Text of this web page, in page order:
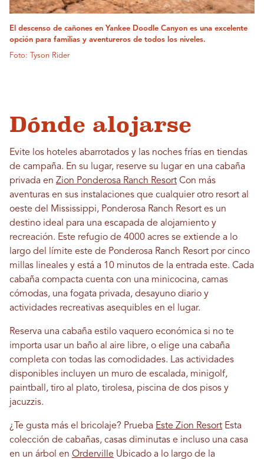
El descenso de cañones en Yankee Doodle Canyon es una excelente
opción para familias y aventureros de todos los niveles.
Foto: Tyson Rider
Dónde alojarse
Evite los hoteles abarrotados y las noches frías en tiendas
de campaña. En su lugar, reserve su lugar en una cabaña
privada en Zion Ponderosa Ranch Resort Con más
aventuras en sus instalaciones que cualquier otro resort al
oeste del Mississippi, Ponderosa Ranch Resort es un
destino ideal para una escapada de alojamiento y
recreación. Este refugio de 4000 acres se extiende a lo
largo del límite este de Ponderosa Ranch Resort por cinco
millas lineales y está a 10 minutos de la entrada este. Cada
cabaña compacta cuenta con una minicocina, camas
cómodas, una fogata privada, desayuno diario y
actividades recreativas asequibles en el lugar.
Reserva una cabaña estilo vaquero económica si no te
importa usar un baño al aire libre, o elige una cabaña
completa con todas las comodidades. Las actividades
disponibles incluyen un muro de escalada, minigolf,
paintball, tiro al plato, tirolesa, piscina de dos pisos y
jacuzzis.
¿Te gusta más el bricolaje? Prueba Este Zion Resort Esta
colección de cabañas, casas diminutas e incluso una casa
en un árbol en Orderville Ubicado a lo largo de la